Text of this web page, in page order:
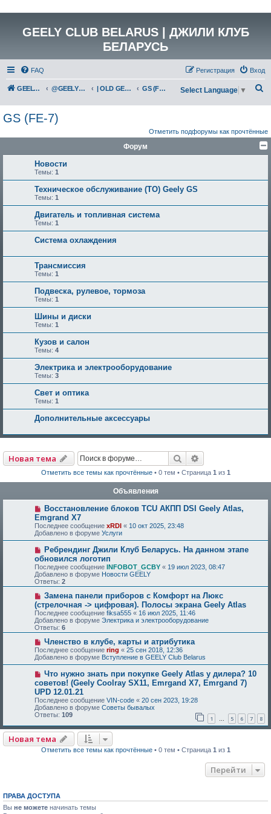
GEELY CLUB BELARUS | ДЖИЛИ КЛУБ
БЕЛАРУСЬ
FAQ Вход
Регистрация
GEELY Club Belarus @GEELYCLUBBY | OLD GEELY GS (FE-7)
с
к
Select Language ▼
GS (FE-7)
Отметить подфорумы как прочтённые
Форум
Новости
Темы: 1
Техническое обслуживание (ТО) Geely GS
Темы: 1
Двигатель и топливная система
Темы: 1
Система охлаждения
Трансмиссия
Темы: 1
Подвеска, рулевое, тормоза
Темы: 1
Шины и диски
Темы: 1
Кузов и салон
Темы: 4
Электрика и электрооборудование
Темы: 3
Свет и оптика
Темы: 1
Дополнительные аксессуары
Новая тема Поиск
Отметить все темы как прочтённые• 0 тем • Страница 1 из 1
Объявления
Восстановление блоков TCU АКПП DSI Geely Atlas,
Emgrand X7
Последнее сообщение xRDI « 10 окт 2025, 23:48
Добавлено в форуме Услуги
Ребрендинг Джили Клуб Беларусь. На данном этапе
обновился логотип
Последнее сообщение INFOBOT_GCBY « 19 июл 2023, 08:47
Добавлено в форуме Новости GEELY
Ответы: 2
Замена панели приборов с Комфорт на Люкс
(стрелочная -> цифровая). Полосы экрана Geely Atlas
Последнее сообщение fiksa555 « 16 июл 2025, 11:46
Добавлено в форуме Электрика и электрооборудование
Ответы: 6
Членство в клубе, карты и атрибутика
Последнее сообщение ring « 25 сен 2018, 12:36
Добавлено в форуме Вступление в GEELY Club Belarus
Что нужно знать при покупке Geely Atlas у дилера? 10
советов! (Geely Coolray SX11, Emrgand X7, Emrgand 7)
UPD 12.01.21
Последнее сообщение VIN-code « 20 сен 2023, 19:28
Добавлено в форуме Советы бывалых
Ответы: 109 1 … 5 6 7 8
Новая тема
Отметить все темы как прочтённые• 0 тем • Страница 1 из 1
Перейти
ПРАВА ДОСТУПА
Вы не можете начинать темы